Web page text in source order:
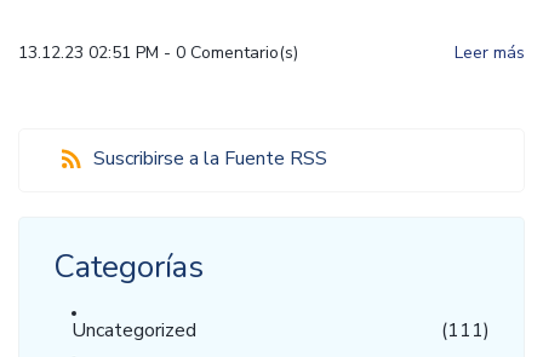
13.12.23 02:51 PM - 0 Comentario(s) Leer más
Suscribirse a la Fuente RSS
Categorías
Uncategorized
(111)